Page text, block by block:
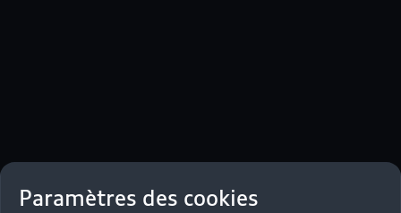
Paramètres des cookies